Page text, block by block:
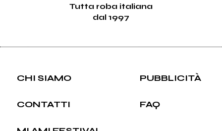
Tutta roba italiana
dal 1997
CHI SIAMO PUBBLICITÀ
CONTATTI FAQ